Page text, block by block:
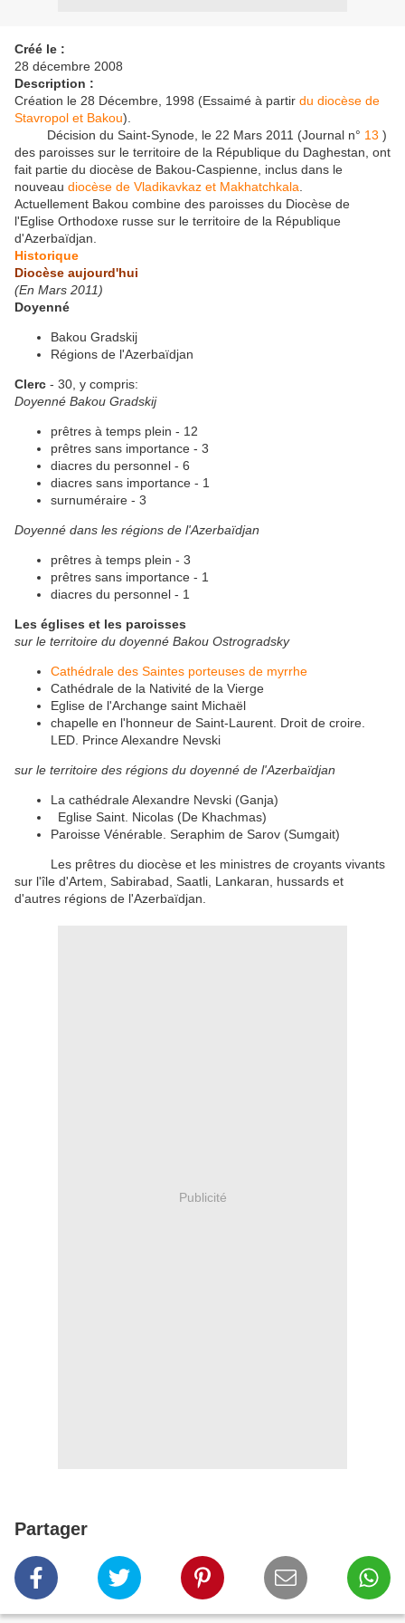
Créé le :
28 décembre 2008
Description :
Création le 28 Décembre, 1998 (Essaimé à partir du diocèse de
Stavropol et Bakou).
Décision du Saint-Synode, le 22 Mars 2011 (Journal n° 13 )
des paroisses sur le territoire de la République du Daghestan, ont
fait partie du diocèse de Bakou-Caspienne, inclus dans le
nouveau diocèse de Vladikavkaz et Makhatchkala
Actuellement Bakou combine des paroisses du Diocèse de
l'Eglise Orthodoxe russe sur le territoire de la République
d'Azerbaïdjan.
Historique
Diocèse aujourd'hui
(En Mars 2011)
Doyenné
Bakou Gradskij
Régions de l'Azerbaïdjan
Clerc - 30, y compris:
Doyenné Bakou Gradskij
prêtres à temps plein - 12
prêtres sans importance - 3
diacres du personnel - 6
diacres sans importance - 1
surnuméraire - 3
Doyenné dans les régions de l'Azerbaïdjan
prêtres à temps plein - 3
prêtres sans importance - 1
diacres du personnel - 1
Les églises et les paroisses
sur le territoire du doyenné Bakou Ostrogradsky
Cathédrale des Saintes porteuses de myrrhe
Cathédrale de la Nativité de la Vierge
Eglise de l'Archange saint Michaël
chapelle en l'honneur de Saint-Laurent. Droit de croire.
LED. Prince Alexandre Nevski
sur le territoire des régions du doyenné de l'Azerbaïdjan
La cathédrale Alexandre Nevski (Ganja)
Eglise Saint. Nicolas (De Khachmas)
Paroisse Vénérable. Seraphim de Sarov (Sumgait)
Les prêtres du diocèse et les ministres de croyants vivants
sur l'île d'Artem, Sabirabad, Saatli, Lankaran, hussards et
d'autres régions de l'Azerbaïdjan.
Publicité
Partager